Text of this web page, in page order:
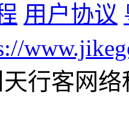
用户协议
天行客网